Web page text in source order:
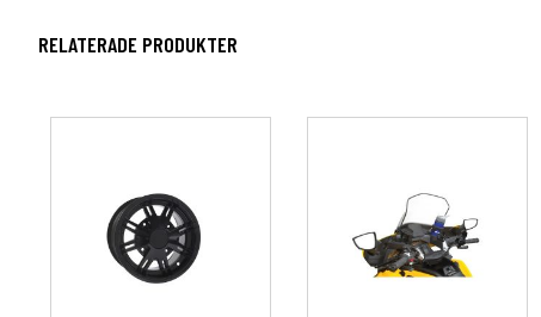
RELATERADE PRODUKTER